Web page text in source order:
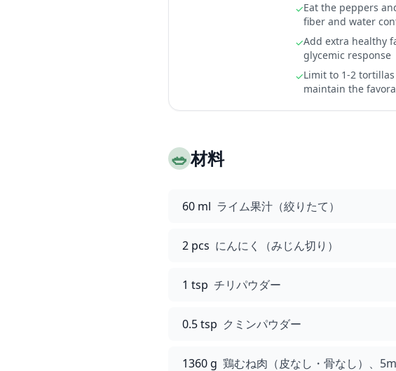
✓Eat the peppers
fiber and water
✓Add extra healthy
glycemic response
✓Limit to 1-2
maintain the
🥗材料
60 ml ライム果汁（絞りたて）
2 pcs にんにく（みじん切り）
1 tsp チリパウダー
0.5 tsp クミンパウダー
1360 g 鶏むね肉（皮なし・骨なし）、